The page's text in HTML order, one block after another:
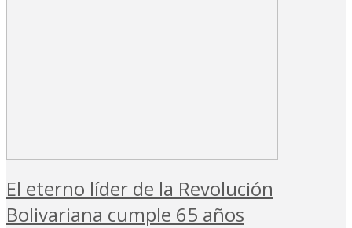
El eterno líder de la Revolución
Bolivariana cumple 65 años